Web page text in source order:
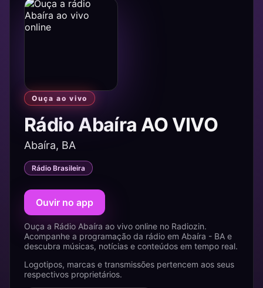
Ouça ao vivo
Rádio Abaíra AO VIVO
Abaíra, BA
Rádio Brasileira
Ouvir no app
Ouça a Rádio Abaíra ao vivo online no Radiozin.
Acompanhe a programação da rádio em Abaíra - BA e
descubra músicas, notícias e conteúdos em tempo real.
Logotipos, marcas e transmissões pertencem aos seus
respectivos proprietários.